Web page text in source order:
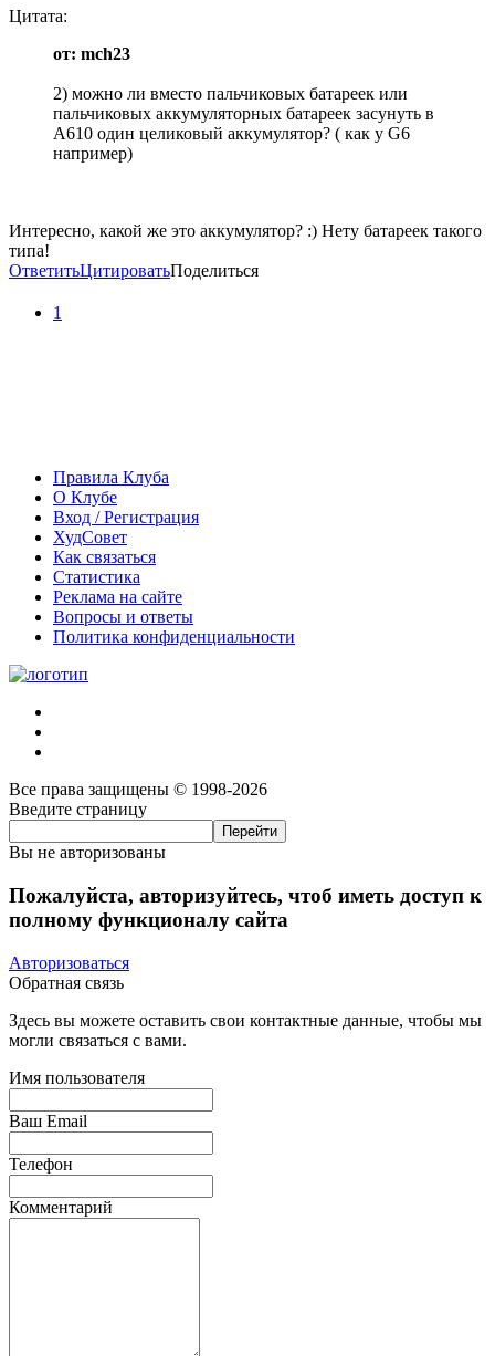
Цитата:
от: mch23
2) можно ли вместо пальчиковых батареек или
пальчиковых аккумуляторных батареек засунуть в
А610 один целиковый аккумулятор? ( как у G6
например)
Интересно, какой же это аккумулятор? :) Нету батареек такого
типа!
ОтветитьЦитироватьПоделиться
1
Правила Клуба
О Клубе
Вход / Регистрация
ХудСовет
Как связаться
Статистика
Реклама на сайте
Вопросы и ответы
Политика конфиденциальности
Все права защищены © 1998-2026
Введите страницу
Вы не авторизованы
Пожалуйста, авторизуйтесь, чтоб иметь доступ к
полному функционалу сайта
Авторизоваться
Обратная связь
Здесь вы можете оставить свои контактные данные, чтобы мы
могли связаться с вами.
Имя пользователя
Ваш Email
Телефон
Комментарий